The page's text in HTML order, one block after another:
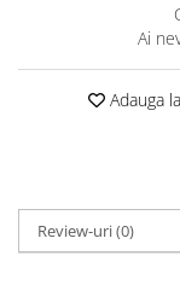
Osciloscoape GW
Osciloscoape
Osciloscoape
Osciloscoape
Ai
Adauga
Review-uri(0)